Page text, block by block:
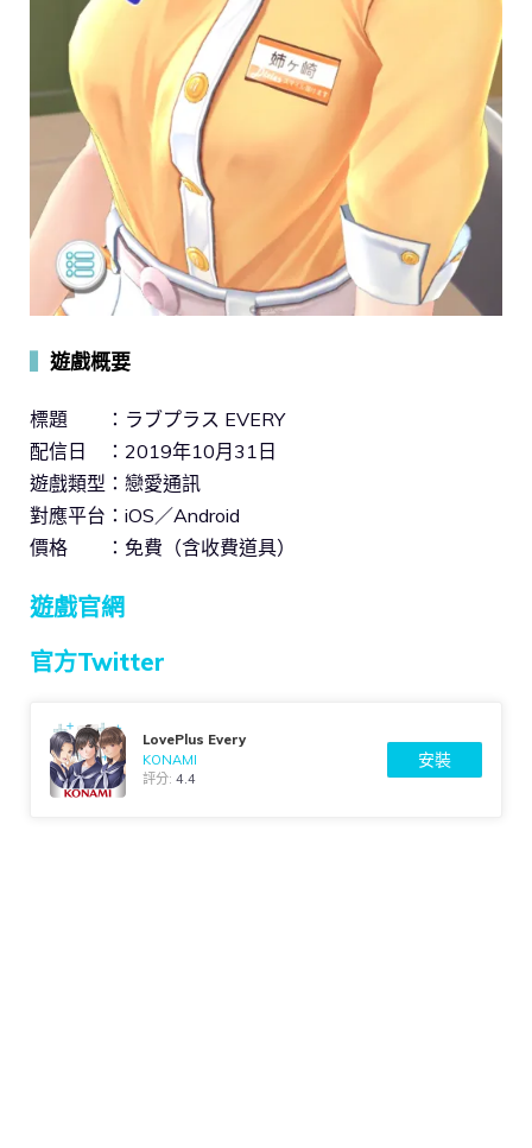
遊戲概要
標題 ：ラブプラス EVERY
配信日 ：2019年10月31日
遊戲類型：戀愛通訊
對應平台：iOS／Android
價格 ：免費（含收費道具）
遊戲官網
官方Twitter
LovePlus Every
KONAMI
評分:4.4
安裝